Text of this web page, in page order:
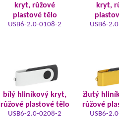
kryt, růžové
plastové tělo
USB6-2.0-0108-2
kryt,
USB6-
bílý hliníkový kryt,
růžové plastové tělo
USB6-2.0-0208-2
žlutý
růžové
USB6-